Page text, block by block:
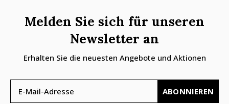
Melden Sie sich für unseren
Newsletter an
Erhalten Sie die neuesten Angebote und Aktionen
ABONNIEREN